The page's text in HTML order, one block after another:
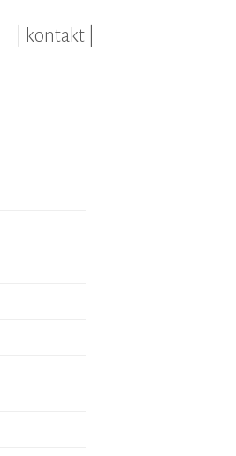
| kontakt |